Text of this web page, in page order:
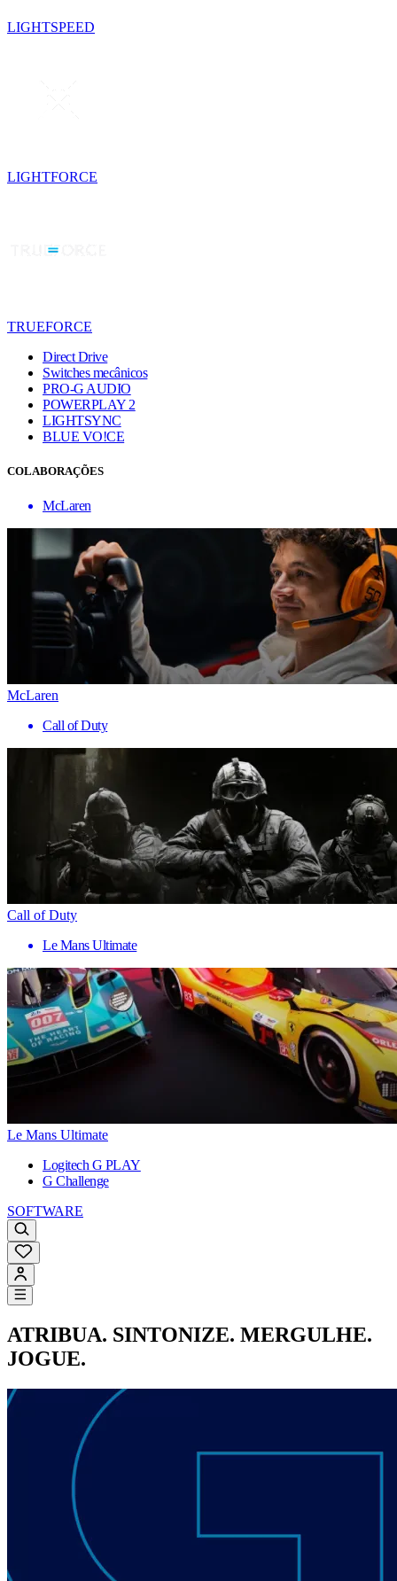
LIGHTSPEED
LIGHTFORCE
TRUEFORCE
Direct Drive
Switches mecânicos
PRO-G AUDIO
POWERPLAY 2
LIGHTSYNC
BLUE VO!CE
COLABORAÇÕES
McLaren
McLaren
Call of Duty
Call of Duty
Le Mans Ultimate
Le Mans Ultimate
Logitech G PLAY
G Challenge
SOFTWARE
ATRIBUA. SINTONIZE. MERGULHE.
JOGUE.